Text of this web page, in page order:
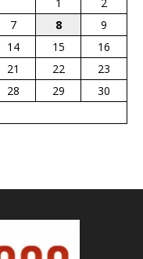
7 8
9
14 15
16
21 22
23
28 29
30